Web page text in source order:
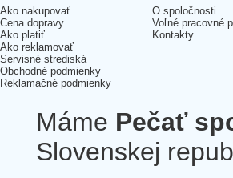
Ako nakupovať
Cena dopravy
Ako platiť
Ako reklamovať
Servisné strediská
Obchodné podmienky
Reklamačné podmienky
O spoločnosti
Voľné pracovné
Kontakty
Máme Pečať
Slovenskej